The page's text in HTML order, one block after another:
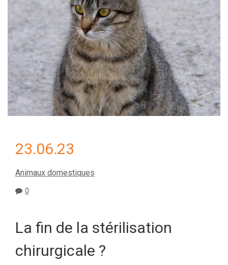
23.06.23
Animaux domestiques
0
La fin de la stérilisation
chirurgicale ?